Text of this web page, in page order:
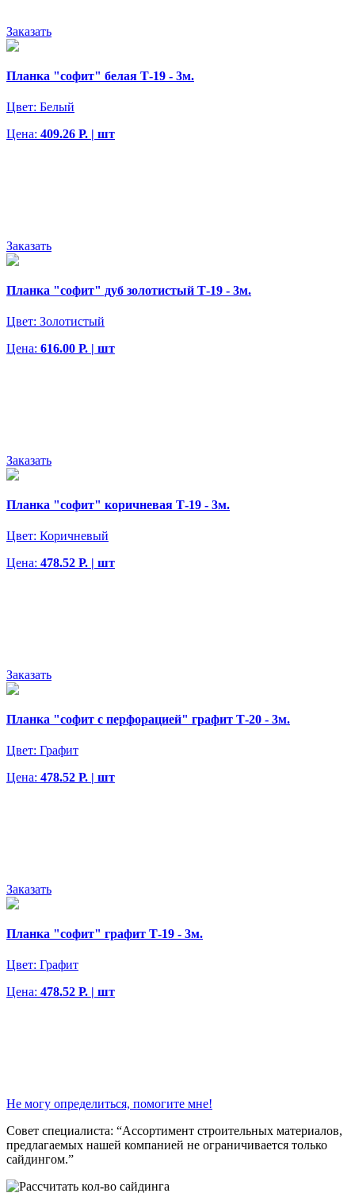
Заказать
Планка "софит" белая Т-19 - 3м.
Цвет: Белый
Цена: 409.26 Р. | шт
Заказать
Планка "софит" дуб золотистый Т-19 - 3м.
Цвет: Золотистый
Цена: 616.00 Р. | шт
Заказать
Планка "софит" коричневая Т-19 - 3м.
Цвет: Коричневый
Цена: 478.52 Р. | шт
Заказать
Планка "софит с перфорацией" графит Т-20 - 3м.
Цвет: Графит
Цена: 478.52 Р. | шт
Заказать
Планка "софит" графит Т-19 - 3м.
Цвет: Графит
Цена: 478.52 Р. | шт
Не могу определиться, помогите мне!
Совет специалиста: “Ассортимент строительных материалов,
предлагаемых нашей компанией не ограничивается только
сайдингом.”